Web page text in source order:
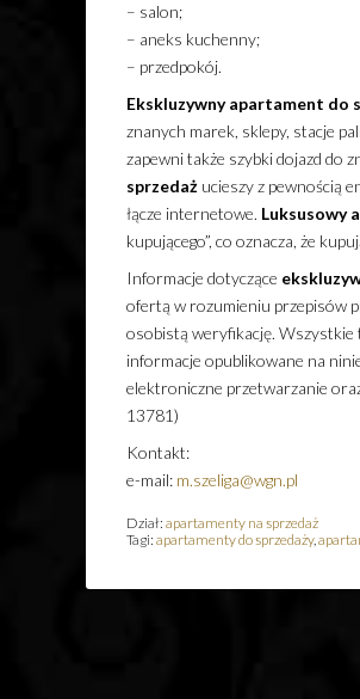
– salon;
– aneks kuchenny;
– przedpokój.
Ekskluzywny apartament do
znanych marek, sklepy, stacje
zapewni także szybki dojazd do
sprzedażucieszy z pewnością
łącze internetowe. Luksusowy
kupującego”, co oznacza, że
Informacje dotyczące
ofertą w rozumieniu przepisów
osobistą weryfikację. Wszystkie
informacje opublikowane na
elektroniczne przetwarzanie
13781)
Kontakt:
e-mail: m.szeliga@wgn.pl
Dział: apartamenty na sprzedaż
Tagi: apartamenty do sprzedaży,